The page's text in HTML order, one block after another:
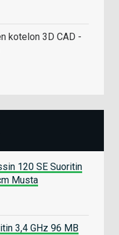
kotelon 3D CAD -
120 SE Suoritin
Musta
3,4 GHz 96 MB